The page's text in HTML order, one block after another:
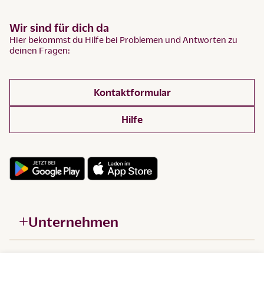
Wir sind für dich da
Hier bekommst du Hilfe bei Problemen und Antworten zu
deinen Fragen:
Kontaktformular
Hilfe
Unternehmen